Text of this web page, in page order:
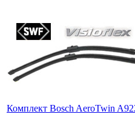
Комплект Bosch AeroTwin